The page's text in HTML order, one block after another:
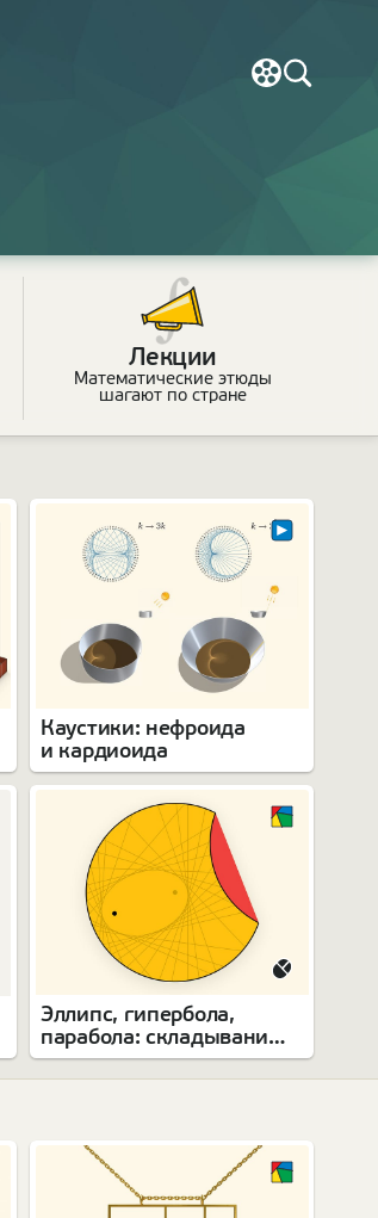
Лекции
Математические этюды
шагают по стране
Каустики: нефроида
и кардиоида
Эллипс, гипербола,
парабола: складывание
листа бумаги